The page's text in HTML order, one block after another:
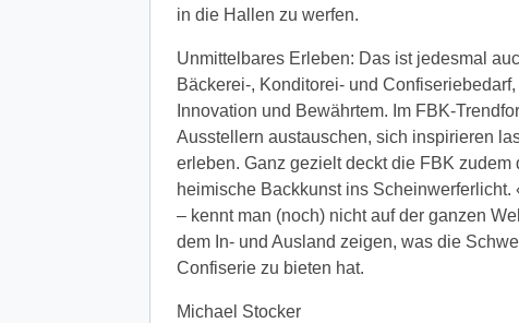
in die Hallen zu werfen.
Unmittelbares Erleben: Das ist jedesmal
Bäckerei-, Konditorei- und
Innovation und Bewährtem. Im FBK-
Ausstellern austauschen, sich inspirieren
erleben. Ganz gezielt deckt die FBK
heimische Backkunst ins
– kennt man (noch) nicht auf der ganzen
dem In- und Ausland zeigen, was die
Confiserie zu bieten hat.
Michael Stocker